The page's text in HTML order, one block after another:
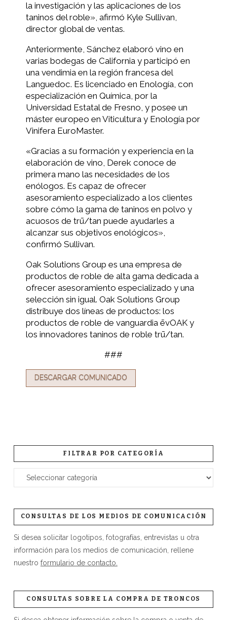
la investigación y las aplicaciones de los
taninos del roble», afirmó Kyle Sullivan,
director global de ventas.
Anteriormente, Sánchez elaboró vino en
varias bodegas de California y participó en
una vendimia en la región francesa del
Languedoc. Es licenciado en Enología, con
especialización en Química, por la
Universidad Estatal de Fresno, y posee un
máster europeo en Viticultura y Enología por
Vinifera EuroMaster.
«Gracias a su formación y experiencia en la
elaboración de vino, Derek conoce de
primera mano las necesidades de los
enólogos. Es capaz de ofrecer
asesoramiento especializado a los clientes
sobre cómo la gama de taninos en polvo y
acuosos de trū/tan puede ayudarles a
alcanzar sus objetivos enológicos»,
confirmó Sullivan.
Oak Solutions Group es una empresa de
productos de roble de alta gama dedicada a
ofrecer asesoramiento especializado y una
selección sin igual. Oak Solutions Group
distribuye dos líneas de productos: los
productos de roble de vanguardia ēvOAK y
los innovadores taninos de roble trū/tan.
###
DESCARGAR COMUNICADO
FILTRAR POR CATEGORÍA
Filtrar
por
CONSULTAS DE LOS MEDIOS DE COMUNICACIÓN
Si desea solicitar logotipos, fotografías, entrevistas u otra
información para los medios de comunicación, rellene
nuestro formulario de contacto.
CONSULTAS SOBRE LA COMPRA DE TRONCOS